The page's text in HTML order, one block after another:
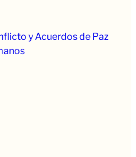
y Acuerdos de Paz